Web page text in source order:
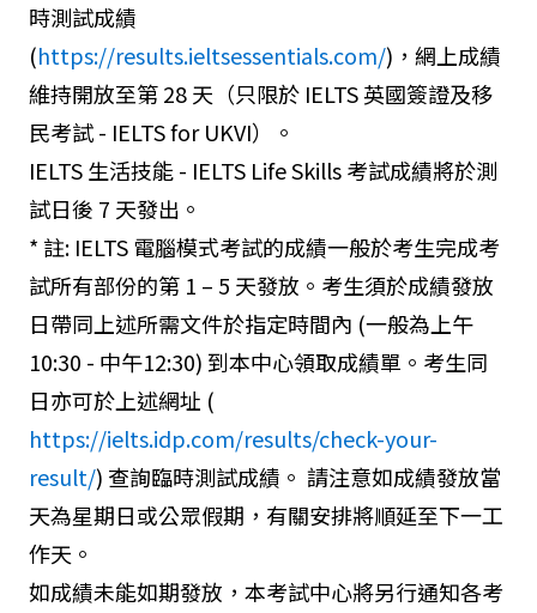
時測試成績
(https://results.ieltsessentials.com/)，網上成績
維持開放至第 28 天（只限於 IELTS 英國簽證及移
民考試 - IELTS for UKVI）。
IELTS 生活技能 - IELTS Life Skills 考試成績將於測
試日後 7 天發出。
* 註: IELTS 電腦模式考試的成績一般於考生完成考
試所有部份的第 1 – 5 天發放。考生須於成績發放
日帶同上述所需文件於指定時間內 (一般為上午
10:30 - 中午12:30) 到本中心領取成績單。考生同
日亦可於上述網址 (
https://ielts.idp.com/results/check-your-
result/) 查詢臨時測試成績。 請注意如成績發放當
天為星期日或公眾假期，有關安排將順延至下一工
作天。
如成績未能如期發放，本考試中心將另行通知各考